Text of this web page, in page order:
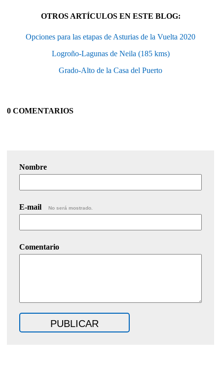
OTROS ARTÍCULOS EN ESTE BLOG:
Opciones para las etapas de Asturias de la Vuelta 2020
Logroño-Lagunas de Neila (185 kms)
Grado-Alto de la Casa del Puerto
0 COMENTARIOS
Nombre
E-mail No será mostrado.
Comentario